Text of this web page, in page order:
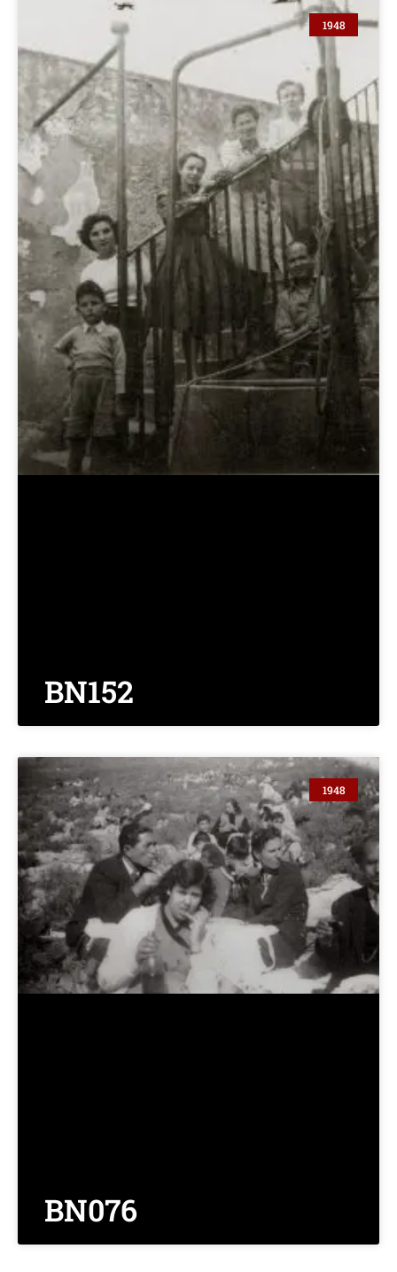
1948
BN152
1948
BN076